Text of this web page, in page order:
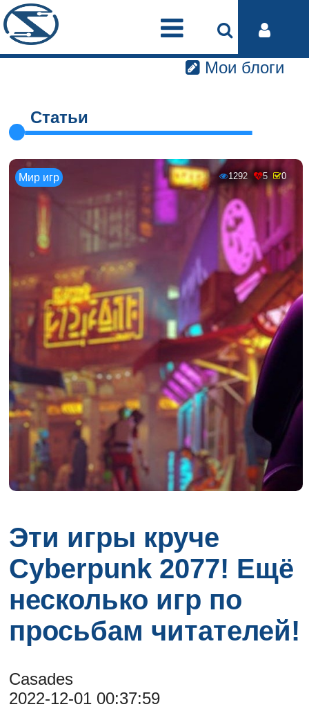
Мои блоги
Статьи
Мир игр 1292 5 0
Эти игры круче
Cyberpunk 2077! Ещё
несколько игр по
просьбам читателей!
Casades
2022-12-01 00:37:59